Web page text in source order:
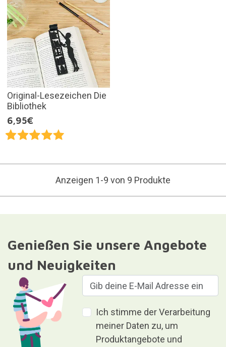
Original-Lesezeichen Die
Bibliothek
6,95€
Anzeigen 1-9 von 9 Produkte
Genießen Sie unsere Angebote
und Neuigkeiten
Ich stimme der Verarbeitung
meiner Daten zu, um
Produktangebote und